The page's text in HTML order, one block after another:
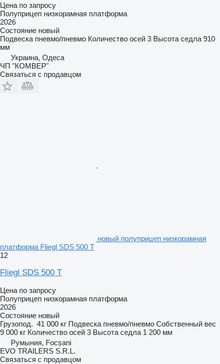
Цена по запросу
Полуприцеп низкорамная платформа
2026
Состояние новый
Подвеска пневмо/пневмо Количество осей 3 Высота седла 910
мм
Украина, Одеса
ЧП "КОМВЕР"
Связаться с продавцом
новый полуприцеп низкорамная
платформа Fliegl SDS 500 T
12
Fliegl SDS 500 T
Цена по запросу
Полуприцеп низкорамная платформа
2026
Состояние новый
Грузопод. 41 000 кг Подвеска пневмо/пневмо Собственный вес
9 000 кг Количество осей 3 Высота седла 1 200 мм
Румыния, Focșani
EVO TRAILERS S.R.L.
Связаться с продавцом